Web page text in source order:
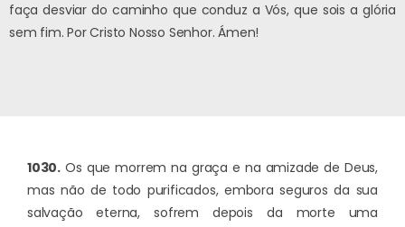
faça desviar do caminho que conduz a Vós, que sois a glória
sem fim. Por Cristo Nosso Senhor. Ámen!
1030. Os que morrem na graça e na amizade de Deus,
mas não de todo purificados, embora seguros da sua
salvação eterna, sofrem depois da morte uma